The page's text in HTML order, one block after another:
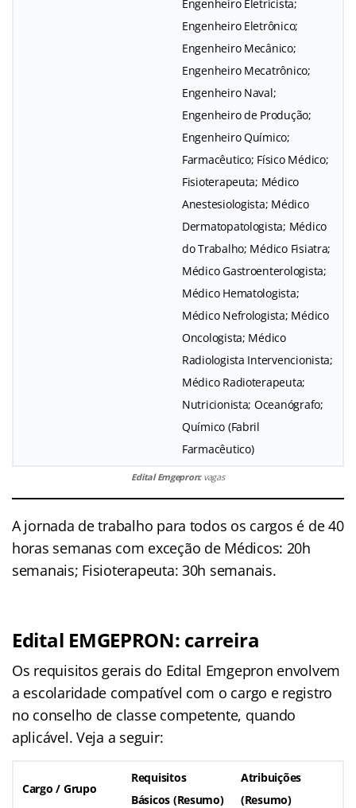
Engenheiro Eletricista;
Engenheiro Eletrônico;
Engenheiro Mecânico;
Engenheiro Mecatrônico;
Engenheiro Naval;
Engenheiro de Produção;
Engenheiro Químico;
Farmacêutico; Físico Médico;
Fisioterapeuta; Médico
Anestesiologista; Médico
Dermatopatologista; Médico
do Trabalho; Médico Fisiatra;
Médico Gastroenterologista;
Médico Hematologista;
Médico Nefrologista; Médico
Oncologista; Médico
Radiologista Intervencionista;
Médico Radioterapeuta;
Nutricionista; Oceanógrafo;
Químico (Fabril
Farmacêutico)
Edital Emgepron: vagas
A jornada de trabalho para todos os cargos é de 40
horas semanas com exceção de Médicos: 20h
semanais; Fisioterapeuta: 30h semanais.
Edital EMGEPRON: carreira
Os requisitos gerais do Edital Emgepron envolvem
a escolaridade compatível com o cargo e registro
no conselho de classe competente, quando
aplicável. Veja a seguir:
Cargo / Grupo
Requisitos
Básicos (Resumo)
Atribuições
(Resumo)